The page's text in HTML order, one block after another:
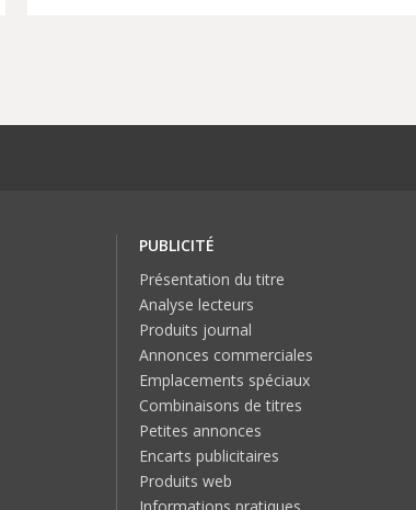
PUBLICITÉ
Présentation du titre
Analyse lecteurs
Produits journal
Annonces commerciales
Emplacements spéciaux
Combinaisons de titres
Petites annonces
Encarts publicitaires
Produits web